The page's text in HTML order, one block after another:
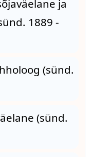
ja
1889 -
(sünd.
(sünd.